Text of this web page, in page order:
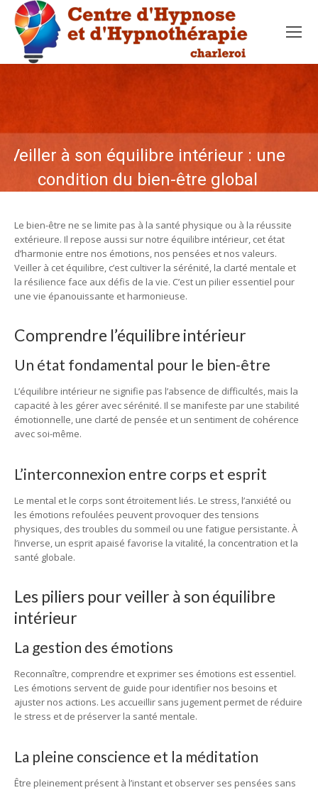
Veiller à son équilibre intérieur : une
condition du bien-être global
Le bien-être ne se limite pas à la santé physique ou à la réussite
extérieure. Il repose aussi sur notre équilibre intérieur, cet état
d’harmonie entre nos émotions, nos pensées et nos valeurs.
Veiller à cet équilibre, c’est cultiver la sérénité, la clarté mentale et
la résilience face aux défis de la vie. C’est un pilier essentiel pour
une vie épanouissante et harmonieuse.
Comprendre l’équilibre intérieur
Un état fondamental pour le bien-être
L’équilibre intérieur ne signifie pas l’absence de difficultés, mais la
capacité à les gérer avec sérénité. Il se manifeste par une stabilité
émotionnelle, une clarté de pensée et un sentiment de cohérence
avec soi-même.
L’interconnexion entre corps et esprit
Le mental et le corps sont étroitement liés. Le stress, l’anxiété ou
les émotions refoulées peuvent provoquer des tensions
physiques, des troubles du sommeil ou une fatigue persistante. À
l’inverse, un esprit apaisé favorise la vitalité, la concentration et la
santé globale.
Les piliers pour veiller à son équilibre
intérieur
La gestion des émotions
Reconnaître, comprendre et exprimer ses émotions est essentiel.
Les émotions servent de guide pour identifier nos besoins et
ajuster nos actions. Les accueillir sans jugement permet de réduire
le stress et de préserver la santé mentale.
La pleine conscience et la méditation
Être pleinement présent à l’instant et observer ses pensées sans